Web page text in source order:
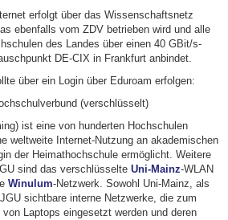
erfolgt über das Wissenschaftsnetz
ebenfalls vom ZDV betrieben wird und alle
des Landes über einen 40 GBit/s-
DE-CIX in Frankfurt anbindet.
über ein Login über Eduroam erfolgen:
(verschlüsselt)
ist eine von hunderten Hochschulen
weltweite Internet-Nutzung an akademischen
der Heimathochschule ermöglicht. Weitere
sind das verschlüsselte Uni-Mainz-WLAN
Winulum-Netzwerk. Sowohl Uni-Mainz, als
sichtbare interne Netzwerke, die zum
Laptops eingesetzt werden und deren